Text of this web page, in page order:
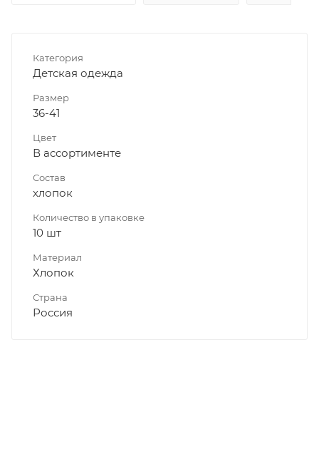
Категория
Детская одежда
Размер
36-41
Цвет
В ассортименте
Состав
хлопок
Количество в упаковке
10 шт
Материал
Хлопок
Страна
Россия